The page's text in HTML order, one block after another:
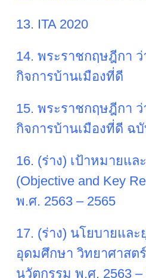
13. ITA 2020
14. พระราชกฤษฎีกา
กิจการบ้านเมืองที่ดี
15. พระราชกฤษฎีกา
กิจการบ้านเมืองที่ดี ฉ
16. (ร่าง) เป้าหมายแ
(Objective and Key
พ.ศ. 2563 – 2565
17. (ร่าง) นโยบายแล
อุดมศึกษา วิทยาศาสต
นวัตกรรม พ.ศ. 2563